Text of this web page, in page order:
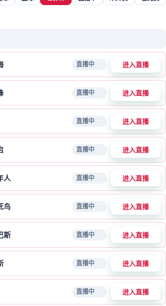
直播中 进入直播
直播中 进入直播
直播中 进入直播
直播中 进入直播
人 直播中 进入直播
鸟 直播中 进入直播
斯 直播中 进入直播
直播中 进入直播
直播中 进入直播